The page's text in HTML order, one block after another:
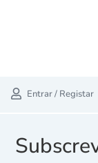
Entrar / Registar